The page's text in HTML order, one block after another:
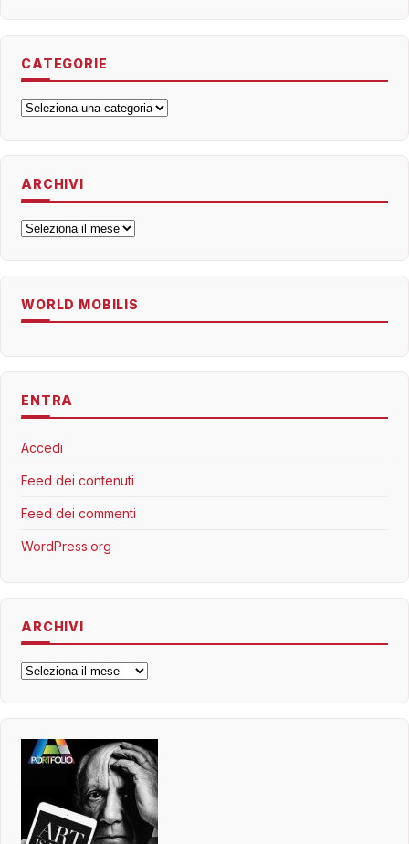
CATEGORIE
Categorie
ARCHIVI
Archivi
WORLD MOBILIS
ENTRA
Accedi
Feed dei contenuti
Feed dei commenti
WordPress.org
ARCHIVI
Archivi